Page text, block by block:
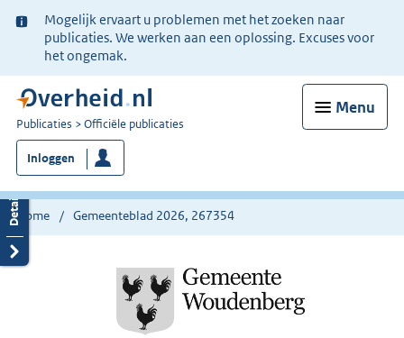
Ter
informatie:
Mogelijk ervaart u problemen met het zoeken naar
publicaties. We werken aan een oplossing. Excuses voor
het ongemak.
Menu
U
bent
nu
hier:
Publicaties Officiële publicaties
Inloggen
Home Gemeenteblad 2026, 267354